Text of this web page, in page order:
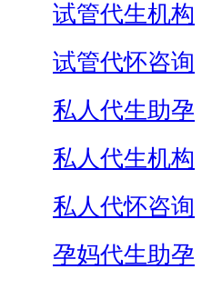
试管代生机构
试管代怀咨询
私人代生助孕
私人代生机构
私人代怀咨询
孕妈代生助孕